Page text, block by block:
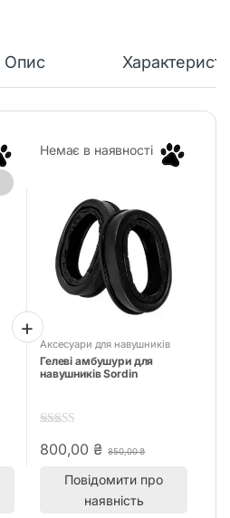
Опис
Немає в наявності
Аксесуари для навушників
Гелеві амбушури для
навушників Sordin
800,00 ₴ 850,00₴
Повідомити про
наявність